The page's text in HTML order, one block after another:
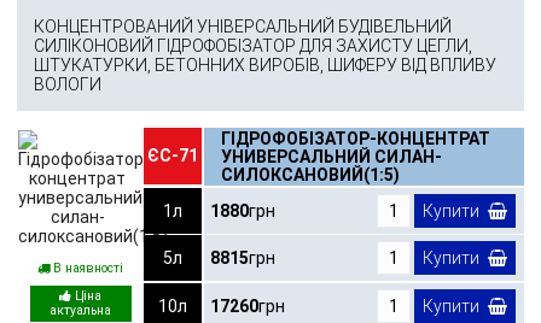
КОНЦЕНТРОВАНИЙ УНІВЕРСАЛЬНИЙ БУДІВЕЛЬНИЙ
СИЛІКОНОВИЙ ГІДРОФОБІЗАТОР ДЛЯ ЗАХИСТУ ЦЕГЛИ,
ШТУКАТУРКИ, БЕТОННИХ ВИРОБІВ, ШИФЕРУ ВІД ВПЛИВУ
ВОЛОГИ
В наявності
ЄС-71
ГІДРОФОБІЗАТОР-КОНЦЕНТРАТ
УНИВЕРСАЛЬНИЙ СИЛАН-
СИЛОКСАНОВИЙ(1:5)
1л
1880грн Купити
5л 8815грн Купити
10л 17260грн Купити